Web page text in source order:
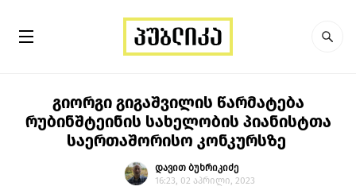
გიორგი გიგაშვილის წარმატება
რუბინშტეინის სახელობის პიანისტთა
საერთაშორისო კონკურსზე
დავით ბუხრიკიძე
16:23, 02 აპრილი, 2023